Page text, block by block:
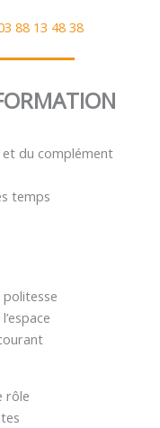
88 13 48 38
du complément
temps
rôle